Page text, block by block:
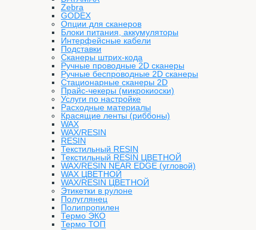
Zebra
GODEX
Опции для сканеров
Блоки питания, аккумуляторы
Интерфейсные кабели
Подставки
Сканеры штрих-кода
Ручные проводные 2D сканеры
Ручные беспроводные 2D сканеры
Стационарные сканеры 2D
Прайс-чекеры (микрокиоски)
Услуги по настройке
Расходные материалы
Красящие ленты (риббоны)
WAX
WAX/RESIN
RESIN
Текстильный RESIN
Текстильный RESIN ЦВЕТНОЙ
WAX/RESIN NEAR EDGE (угловой)
WAX ЦВЕТНОЙ
WAX/RESIN ЦВЕТНОЙ
Этикетки в рулоне
Полуглянец
Полипропилен
Термо ЭКО
Термо ТОП